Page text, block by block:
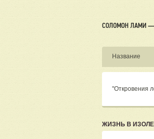
СОЛОМОН ЛАМИ —
Название
"Откровения
ЖИЗНЬ В